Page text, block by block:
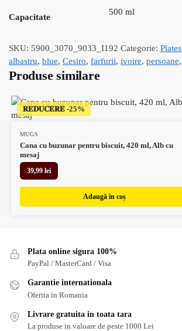
Capacitate
500 ml
SKU: 5900_3070_9033_I192 Categorie: Plates
albastru, blue, Cesiro, farfurii, ivoire, persoane,
Produse similare
𝐑𝐄𝐃𝐔𝐂𝐄𝐑𝐄
MUGS
Cana cu buzunar pentru biscuit, 420 ml, Alb cu
mesaj
39,99 lei
Adaugă în coș
Plata online sigura 100%
PayPal / MasterCard / Visa
Garantie internationala
Oferita in Romania
Livrare gratuita in toata tara
La produse in valoare de peste 1000 Lei